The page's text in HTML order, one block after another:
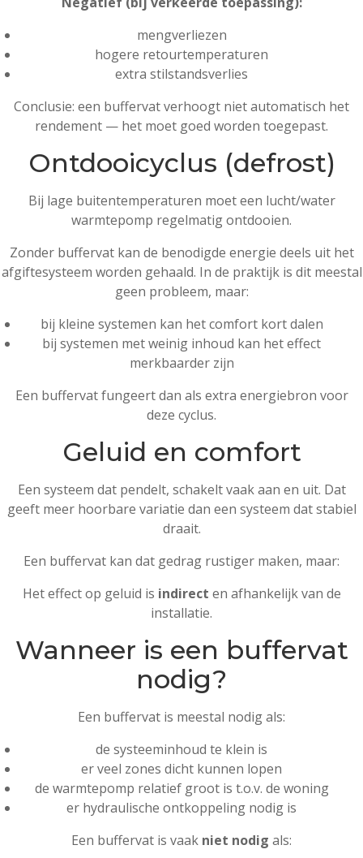
mengverliezen
hogere retourtemperaturen
extra stilstandsverlies
Conclusie: een buffervat verhoogt niet automatisch het
rendement — het moet goed worden toegepast.
Ontdooicyclus (defrost)
Bij lage buitentemperaturen moet een lucht/water
warmtepomp regelmatig ontdooien.
Zonder buffervat kan de benodigde energie deels uit het
afgiftesysteem worden gehaald. In de praktijk is dit meestal
geen probleem, maar:
bij kleine systemen kan het comfort kort dalen
bij systemen met weinig inhoud kan het effect
merkbaarder zijn
Een buffervat fungeert dan als extra energiebron voor
deze cyclus.
Geluid en comfort
Een systeem dat pendelt, schakelt vaak aan en uit. Dat
geeft meer hoorbare variatie dan een systeem dat stabiel
draait.
Een buffervat kan dat gedrag rustiger maken, maar:
Het effect op geluid is indirect en afhankelijk van de
installatie.
Wanneer is een buffervat
nodig?
Een buffervat is meestal nodig als:
de systeeminhoud te klein is
er veel zones dicht kunnen lopen
de warmtepomp relatief groot is t.o.v. de woning
er hydraulische ontkoppeling nodig is
Een buffervat is vaak niet nodig als: